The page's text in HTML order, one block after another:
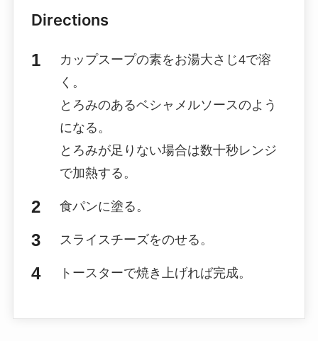
Directions
カップスープの素をお湯大さじ4で溶
く。
とろみのあるベシャメルソースのよう
になる。
とろみが足りない場合は数十秒レンジ
で加熱する。
食パンに塗る。
スライスチーズをのせる。
トースターで焼き上げれば完成。